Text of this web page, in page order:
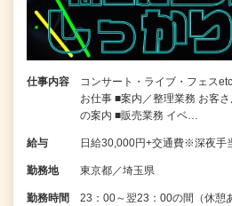
仕事内容
コンサート・ライブ・フェス
お仕事 ■案内／整理業務 お客
の案内 ■販売業務 イベ…
給与 日給30,000円+交通費※深夜手
勤務地 東京都／埼玉県
勤務時間
23：00～翌23：00の間（休憩